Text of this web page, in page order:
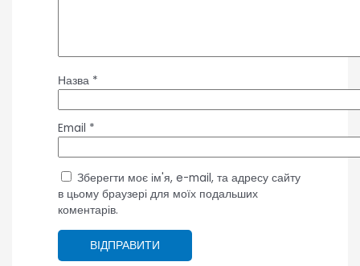
Назва *
Email *
Зберегти моє ім'я, e-mail, та адресу сайту
в цьому браузері для моїх подальших
коментарів.